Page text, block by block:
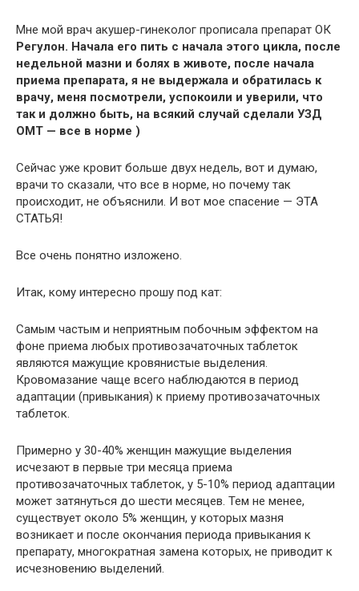
Мне мой врач акушер-гинеколог прописала препарат ОК
Регулон. Начала его пить с начала этого цикла, после
недельной мазни и болях в животе, после начала
приема препарата, я не выдержала и обратилась к
врачу, меня посмотрели, успокоили и уверили, что
так и должно быть, на всякий случай сделали УЗД
ОМТ — все в норме )
Сейчас уже кровит больше двух недель, вот и думаю,
врачи то сказали, что все в норме, но почему так
происходит, не объяснили. И вот мое спасение — ЭТА
СТАТЬЯ!
Все очень понятно изложено.
Итак, кому интересно прошу под кат:
Самым частым и неприятным побочным эффектом на
фоне приема любых противозачаточных таблеток
являются мажущие кровянистые выделения.
Кровомазание чаще всего наблюдаются в период
адаптации (привыкания) к приему противозачаточных
таблеток.
Примерно у 30-40% женщин мажущие выделения
исчезают в первые три месяца приема
противозачаточных таблеток, у 5-10% период адаптации
может затянуться до шести месяцев. Тем не менее,
существует около 5% женщин, у которых мазня
возникает и после окончания периода привыкания к
препарату, многократная замена которых, не приводит к
исчезновению выделений.